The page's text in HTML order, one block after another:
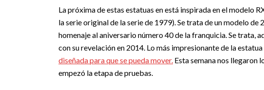
La próxima de estas estatuas en está inspirada en el modelo
la serie original de la serie de 1979). Se trata de un modelo
homenaje al aniversario número 40 de la franquicia. Se trata,
con su revelación en 2014. Lo más impresionante de la
diseñada para que se pueda mover. Esta semana nos llegaron
empezó la etapa de pruebas.